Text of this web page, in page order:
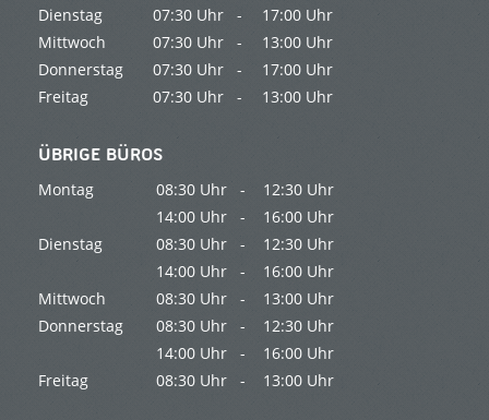
Dienstag
07:30 Uhr -
17:00 Uhr
Mittwoch
07:30 Uhr -
13:00 Uhr
Donnerstag
07:30 Uhr -
17:00 Uhr
Freitag
07:30 Uhr - 13:00 Uhr
ÜBRIGE BÜROS
Montag 08:30 Uhr -
12:30 Uhr
14:00 Uhr -
16:00 Uhr
Dienstag
08:30 Uhr -
12:30 Uhr
14:00 Uhr -
16:00 Uhr
Mittwoch
08:30 Uhr -
13:00 Uhr
Donnerstag
08:30 Uhr -
12:30 Uhr
14:00 Uhr -
16:00 Uhr
Freitag
08:30 Uhr - 13:00 Uhr